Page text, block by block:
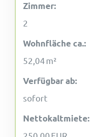
Zimmer:
2
Wohnfläche ca.:
52,04 m²
Verfügbar ab:
sofort
Nettokaltmiete: